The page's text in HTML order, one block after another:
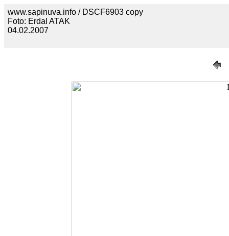
www.sapinuva.info / DSCF6903 copy
Foto: Erdal ATAK
04.02.2007